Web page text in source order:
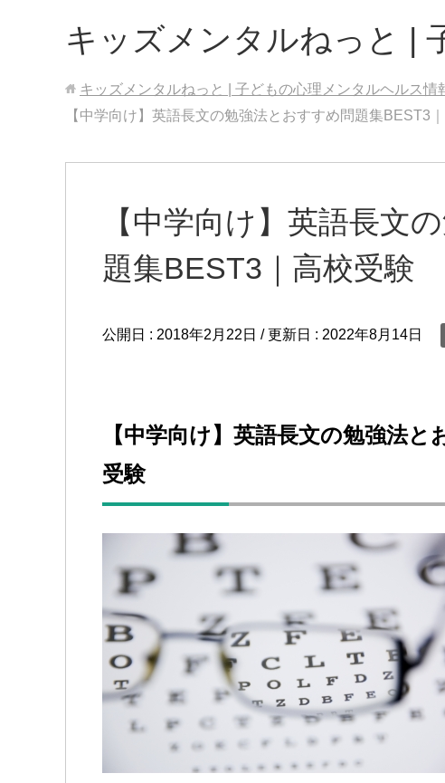
キッズメンタルねっと |
キッズメンタルねっと | 子どもの心理メンタルヘルス情
【中学向け】英語長文の勉強法とおすすめ問題集BEST3
【中学向け】英語長文
題集BEST3｜高校受験
公開日 : 2018年2月22日 / 更新日 : 2022年8月14日
【中学向け】英語長文の勉強法
受験